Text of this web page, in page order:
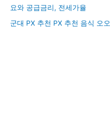
요와 공급금리, 전세가율
군대 PX 추천 PX 추천 음식 오